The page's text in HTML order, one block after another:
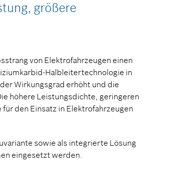
größere
von Elektrofahrzeugen einen
Halbleitertechnologie in
Wirkungsgrad erhöht und die
höhere Leistungsdichte, geringeren
den Einsatz in Elektrofahrzeugen
sowie als integrierte Lösung
eingesetzt werden.